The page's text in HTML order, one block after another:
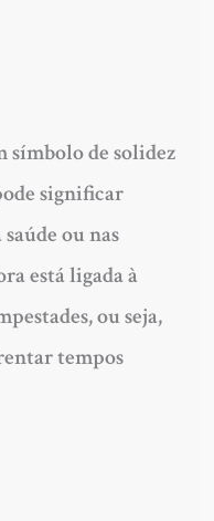
símbolo de solidez
significar
ou nas
está ligada à
ou seja,
tempos